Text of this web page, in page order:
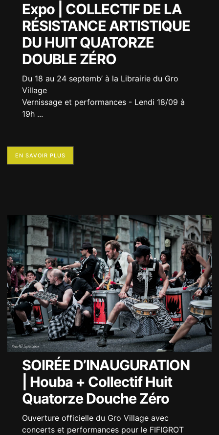
Expo | COLLECTIF DE LA
RÉSISTANCE ARTISTIQUE
DU HUIT QUATORZE
DOUBLE ZÉRO
Du 18 au 24 septemb’ à la Librairie du Gro
Village
Vernissage et performances - Lendi 18/09 à
19h ...
EN SAVOIR PLUS
SOIRÉE D’INAUGURATION
| Houba + Collectif Huit
Quatorze Douche Zéro
Ouverture officielle du Gro Village avec
concerts et performances pour le FIFIGROT